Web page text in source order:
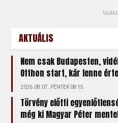
AKTUÁLIS
Nem csak Budapesten,
Otthon start, kár lenne érte
2026.08.07. PÉNTEK 08:15
Törvény előtti
még ki Magyar Péter